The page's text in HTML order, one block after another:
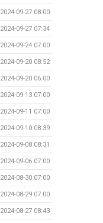
2024-09-27 08:00
2024-09-27 07:34
2024-09-24 07:00
2024-09-20 08:52
2024-09-20 06:00
2024-09-13 07:00
2024-09-11 07:00
2024-09-10 08:39
2024-09-08 08:31
2024-09-06 07:00
2024-08-30 07:00
2024-08-29 07:00
2024-08-27 08:43